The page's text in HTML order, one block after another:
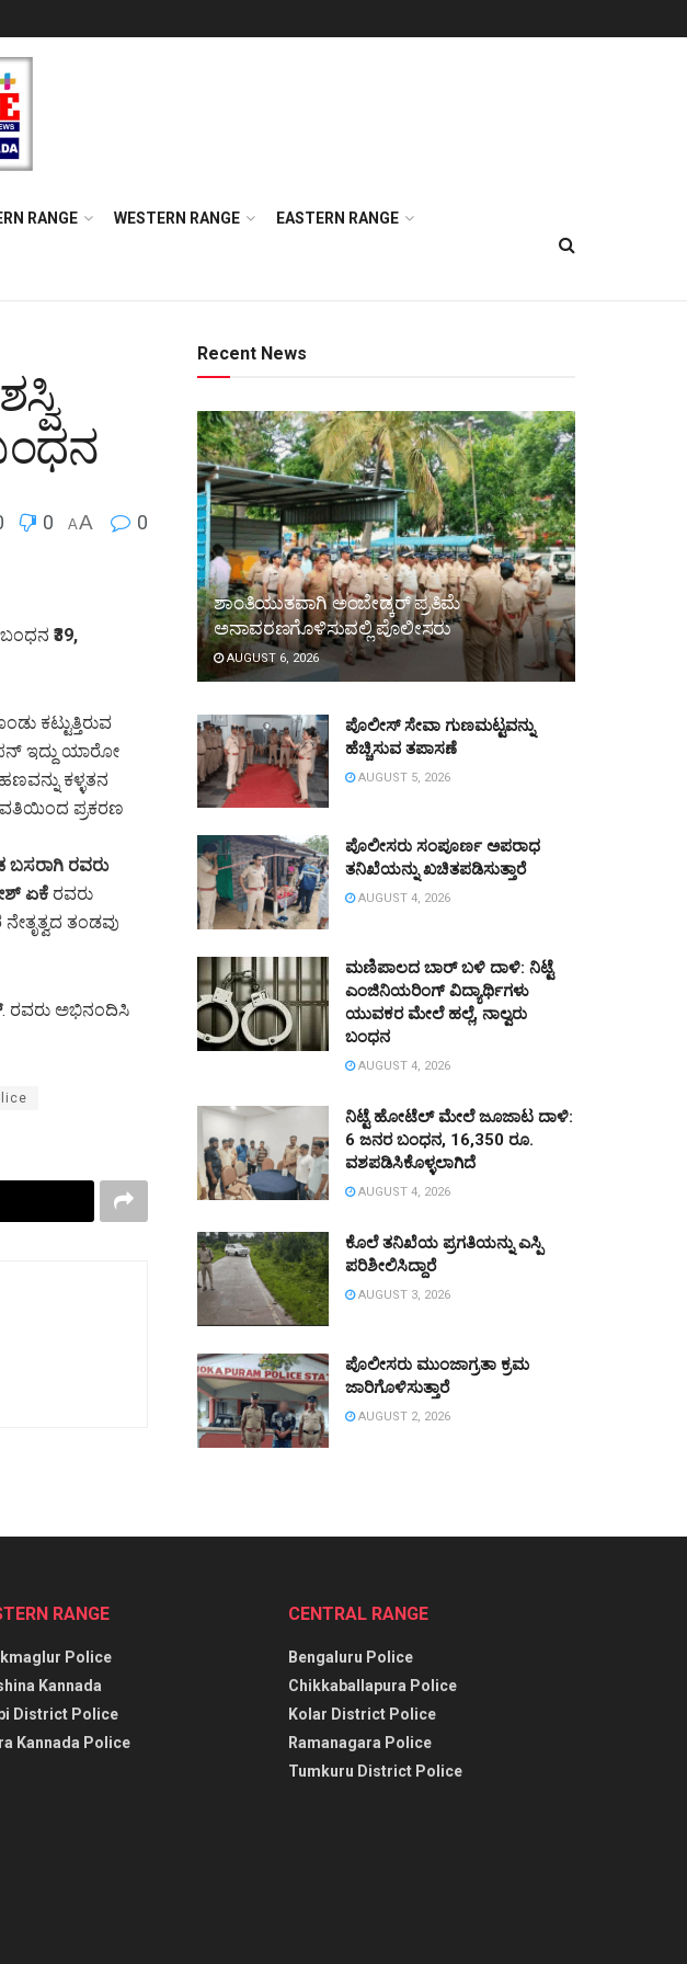
RANGE WESTERN RANGE EASTERN RANGE
0 AA 0
ಬಂಧನ ₹39,
ಕಟ್ಟುತ್ತಿರುವ
ಇದ್ದು ಯಾರೋ
ಕಳ್ಳತನ
ವತಿಯಿಂದ ಪ್ರಕರಣ
ಬಸರಾಗಿ ರವರು
ಏಕೆ ರವರು
ತಂಡವು
. ರವರು ಅಭಿನಂದಿಸಿ
Recent News
ಶಾಂತಿಯುತವಾಗಿ ಅಂಬೇಡ್ಕರ್ ಪ್ರತಿಮೆ
ಅನಾವರಣಗೊಳಿಸುವಲ್ಲಿ ಪೊಲೀಸರು
AUGUST 6, 2026
ಪೊಲೀಸ್ ಸೇವಾ ಗುಣಮಟ್ಟವನ್ನು
ಹೆಚ್ಚಿಸುವ ತಪಾಸಣೆ
AUGUST 5, 2026
ಪೊಲೀಸರು ಸಂಪೂರ್ಣ ಅಪರಾಧ
ತನಿಖೆಯನ್ನು ಖಚಿತಪಡಿಸುತ್ತಾರೆ
AUGUST 4, 2026
ಮಣಿಪಾಲದ ಬಾರ್ ಬಳಿ ದಾಳಿ: ನಿಟ್ಟೆ
ಎಂಜಿನಿಯರಿಂಗ್ ವಿದ್ಯಾರ್ಥಿಗಳು
ಯುವಕರ ಮೇಲೆ ಹಲ್ಲೆ, ನಾಲ್ವರು
ಬಂಧನ
AUGUST 4, 2026
ನಿಟ್ಟೆ ಹೋಟೆಲ್ ಮೇಲೆ ಜೂಜಾಟ ದಾಳಿ:
6 ಜನರ ಬಂಧನ, 16,350 ರೂ.
ವಶಪಡಿಸಿಕೊಳ್ಳಲಾಗಿದೆ
AUGUST 4, 2026
ಕೊಲೆ ತನಿಖೆಯ ಪ್ರಗತಿಯನ್ನು ಎಸ್ಪಿ
ಪರಿಶೀಲಿಸಿದ್ದಾರೆ
AUGUST 3, 2026
ಪೊಲೀಸರು ಮುಂಜಾಗ್ರತಾ ಕ್ರಮ
ಜಾರಿಗೊಳಿಸುತ್ತಾರೆ
AUGUST 2, 2026
RANGE
Police
Kannada
District Police
Kannada Police
CENTRAL RANGE
Bengaluru Police
Chikkaballapura Police
Kolar District Police
Ramanagara Police
Tumkuru District Police